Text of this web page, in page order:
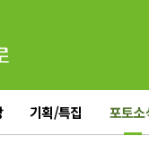
기획/특집 포토소